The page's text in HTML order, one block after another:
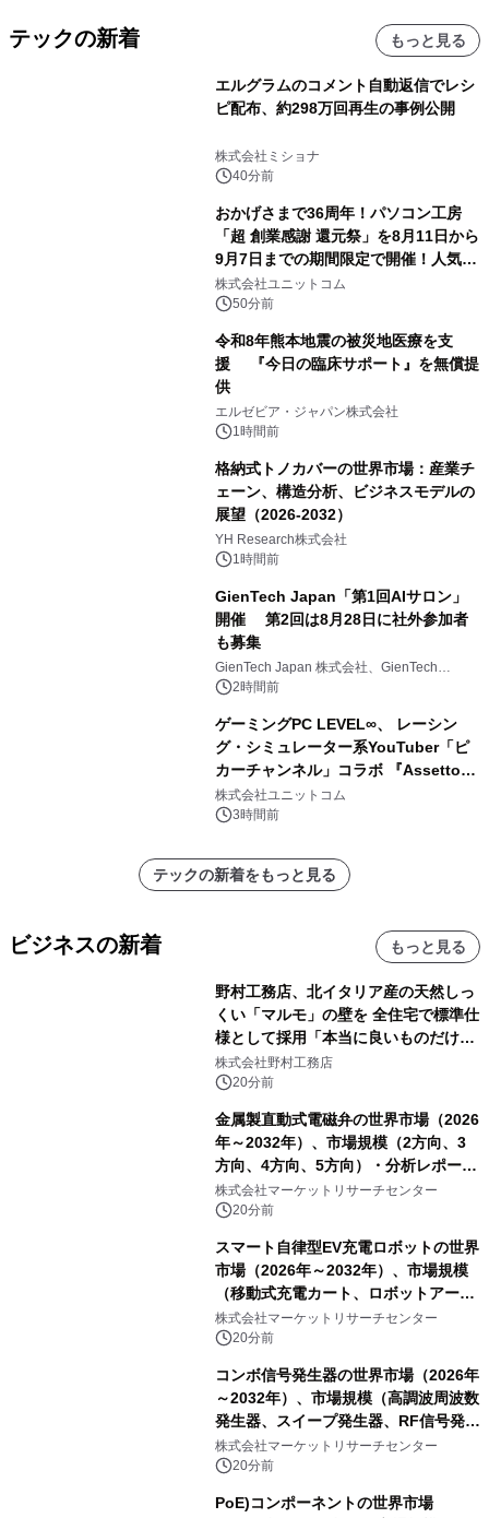
テックの新着 もっと見る
エルグラムのコメント自動返信でレシ
ピ配布、約298万回再生の事例公開
株式会社ミショナ
40分前
おかげさまで36周年！パソコン工房
「超 創業感謝 還元祭」を8月11日から
9月7日までの期間限定で開催！人気の
ゲーミングPCや高性能ノートPCなど
対象iiyama PCのご購入で最大3万円分
株式会社ユニットコム
50分前
令和8年熊本地震の被災地医療を支
援 『今日の臨床サポート』を無償提
供
エルゼビア・ジャパン株式会社
1時間前
格納式トノカバーの世界市場：産業チ
ェーン、構造分析、ビジネスモデルの
展望（2026-2032）
YH Research株式会社
1時間前
GienTech Japan「第1回AIサロン」
開催 第2回は8月28日に社外参加者
も募集
GienTech Japan 株式会社、GienTech
Consulting Japan 株式会社
2時間前
ゲーミングPC LEVEL∞、 レーシン
グ・シミュレーター系YouTuber「ピ
カーチャンネル」コラボ 『Assetto
Corsa EVO』推奨パソコン販売中
株式会社ユニットコム
3時間前
テックの新着をもっと見る
ビジネスの新着 もっと見る
野村工務店、北イタリア産の天然しっ
くい「マルモ」の壁を 全住宅で標準仕
様として採用「本当に良いものだけに
こだわる」
株式会社野村工務店
20分前
金属製直動式電磁弁の世界市場（2026
年～2032年）、市場規模（2方向、3
方向、4方向、5方向）・分析レポート
を発表
株式会社マーケットリサーチセンター
20分前
スマート自律型EV充電ロボットの世界
市場（2026年～2032年）、市場規模
（移動式充電カート、ロボットアーム
式充電システム、その他）・分析レポ
ートを発表
株式会社マーケットリサーチセンター
20分前
コンボ信号発生器の世界市場（2026年
～2032年）、市場規模（高調波周波数
発生器、スイープ発生器、RF信号発生
器、その他）・分析レポートを発表
株式会社マーケットリサーチセンター
20分前
PoE)コンポーネントの世界市場